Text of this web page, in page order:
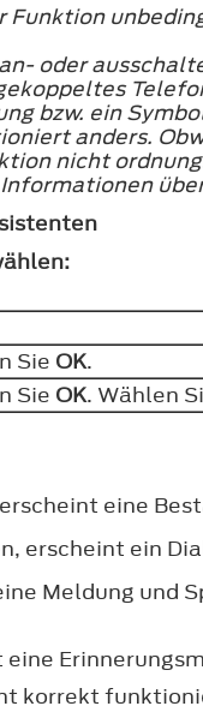
Funktion
an- oder
bzw. ein
anders.
nicht
Sie OK.
Sie OK. Wählen
eine
erscheint ein
Meldung und
korrekt